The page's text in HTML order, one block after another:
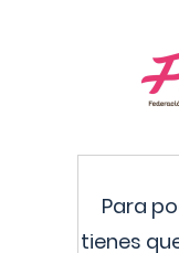
Para
tienes